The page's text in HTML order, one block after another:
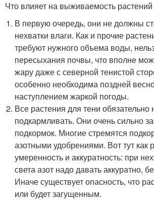
Что влияет на выживаемость растений
В первую очередь, они не должны
нехватки влаги. Как и прочие
требуют нужного объема воды,
пересыхания почвы, что вполне
жару даже с северной тенистой
особенно необходима поздней
наступлением жаркой погоды.
Все растения для тени обязательно
подкармливать. Они очень сильно
подкормок. Многие стремятся
азотными удобрениями. Вот тут как
умеренность и аккуратность: при
света азот надо давать аккуратно,
Иначе существует опасность, что
или будет загущенным.